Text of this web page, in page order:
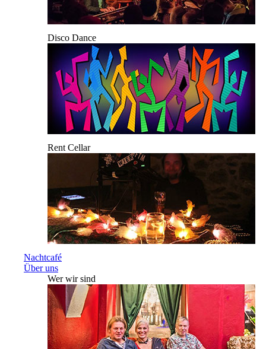
Disco Dance
Rent Cellar
Nachtcafé
Über uns
Wer wir sind